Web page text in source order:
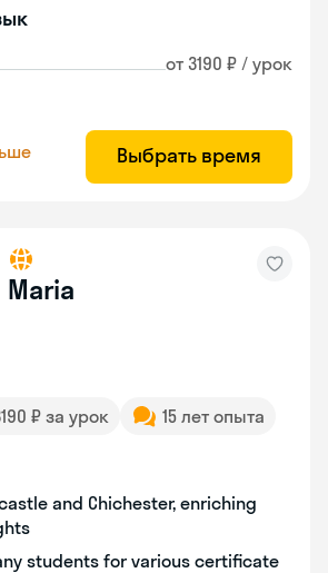
от 3190 ₽ / урок
Выбрать время
Maria
₽ за урок
15 лет опыта
and Chichester, enriching
students for various certificate